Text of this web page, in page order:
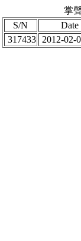
掌
S/N
Date
317433
2012-02-